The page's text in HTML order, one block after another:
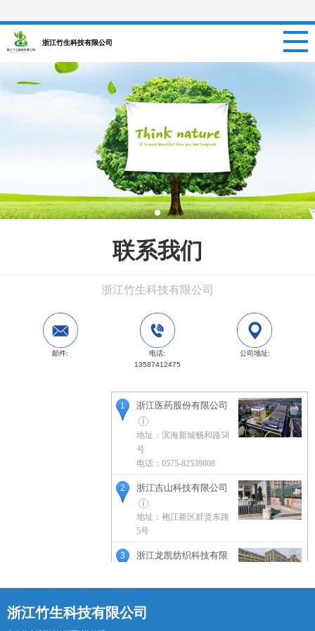
浙江竹生科技有限公司
网站首页
新闻资讯
项目信息
招聘信息
案例中心
联系我们
联系我们
浙江竹生科技有限公司
邮件:
电话:
13587412475
公司地址:
1 浙江医药股份有限公司
地址：滨海新城畅和路58
号
电话：0575-82539808
2 浙江吉山科技有限公司
地址：袍江新区群贤东路
5号
3
浙江龙凯纺织科技有限
地址：齐贤街道明山路1
浙江美力科技股份有限
浙江竹生科技有限公司